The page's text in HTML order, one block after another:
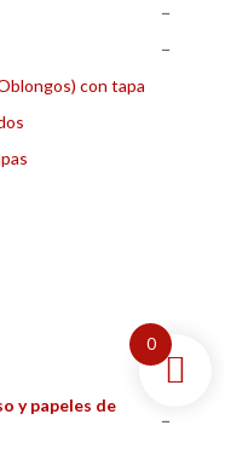
−
−
con tapa
y papeles de
−
0